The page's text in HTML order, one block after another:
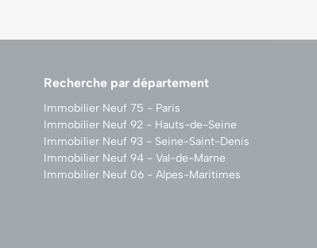
Recherche par département
Immobilier Neuf 75 - Paris
Immobilier Neuf 92 - Hauts-de-Seine
Immobilier Neuf 93 - Seine-Saint-Denis
Immobilier Neuf 94 - Val-de-Marne
Immobilier Neuf 06 - Alpes-Maritimes